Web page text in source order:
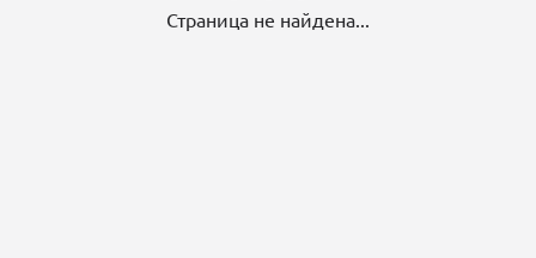
Страница не найдена...